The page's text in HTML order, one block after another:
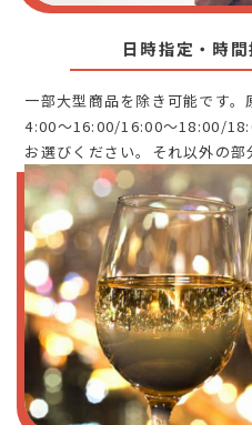
日時指定・時
一部大型商品を除き可能です
4:00～16:00/16:00～18:00/
お選びください。それ以外の部